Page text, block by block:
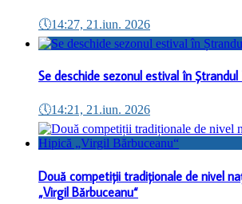
🕔14:27, 21.iun. 2026
Se deschide sezonul estival în
🕔14:21, 21.iun. 2026
Două competiții tradiționale de nivel
„Virgil Bărbuceanu“